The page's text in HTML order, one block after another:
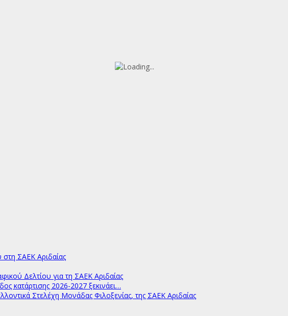
ΣΑΕΚ Αριδαίας
Δελτίου για τη ΣΑΕΚ Αριδαίας
2026-2027 ξεκινάει…
Στελέχη Μονάδας Φιλοξενίας, της ΣΑΕΚ Αριδαίας